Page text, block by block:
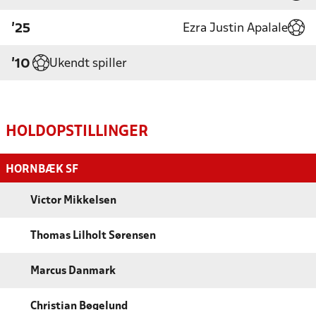
'25 Ezra Justin Apalale
'10 Ukendt spiller
HOLDOPSTILLINGER
HORNBÆK SF
Victor Mikkelsen
Thomas Lilholt Sørensen
Marcus Danmark
Christian Bøgelund